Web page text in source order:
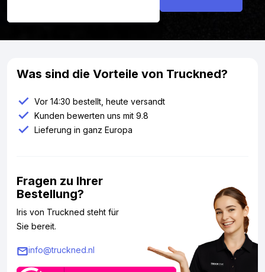
Was sind die Vorteile von Truckned?
Vor 14:30 bestellt, heute versandt
Kunden bewerten uns mit 9.8
Lieferung in ganz Europa
Fragen zu Ihrer
Bestellung?
Iris von Truckned steht für
Sie bereit.
info@truckned.nl